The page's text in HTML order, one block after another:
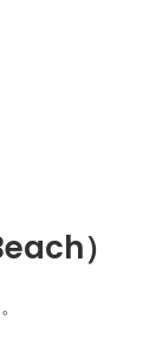
）